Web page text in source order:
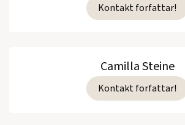
Kontakt forfattar!
Camilla Steine
Kontakt forfattar!